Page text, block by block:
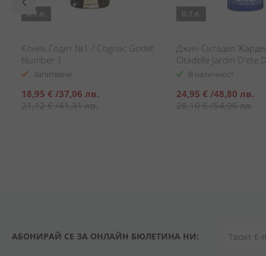
0.7 л.
Коняк Годет №1 / Cognac Godet
Number 1
Запитване
Специална
цена
18,95 € /37,06 лв.
21,12 €/41,31 лв.
0.7 л.
Джин Ситадел
Citadelle Jardin D'еte
В наличност
Специална
цена
24,95 € /48,80 лв.
28,10 €/54,96 лв.
АБОНИРАЙ СЕ ЗА ОНЛАЙН БЮЛЕТИНА НИ: